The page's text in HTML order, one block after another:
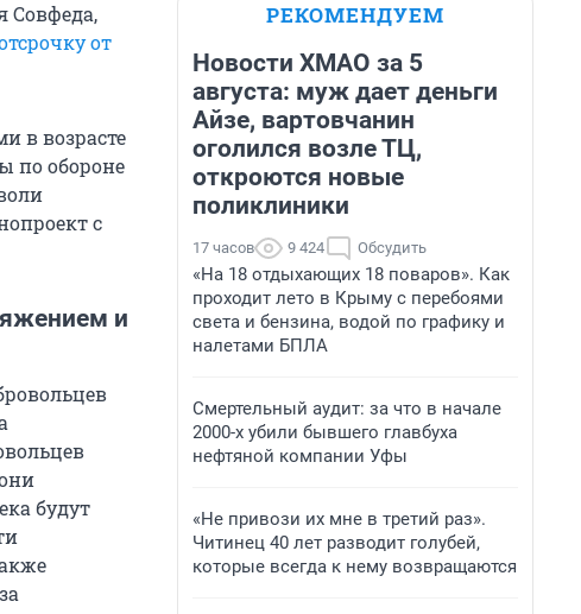
Совфеда,
от
в возрасте
по обороне
с
и
будут
РЕКОМЕНДУЕМ
Новости ХМАО за 5
августа: муж дает деньги
Айзе, вартовчанин
оголился возле ТЦ,
откроются новые
поликлиники
17 часов 9 424 Обсудить
«На 18 отдыхающих 18 поваров». Как
проходит лето в Крыму с перебоями
света и бензина, водой по графику и
налетами БПЛА
Смертельный аудит: за что в начале
2000-х убили бывшего главбуха
нефтяной компании Уфы
«Не привози их мне в третий раз».
Читинец 40 лет разводит голубей,
которые всегда к нему возвращаются